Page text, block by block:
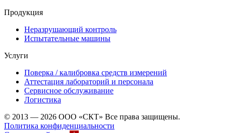
Продукция
Неразрушающий контроль
Испытательные машины
Услуги
Поверка / калибровка средств измерений
Аттестация лабораторий и персонала
Сервисное обслуживание
Логистика
© 2013 — 2026 ООО «СКТ» Все права защищены.
Политика конфиденциальности